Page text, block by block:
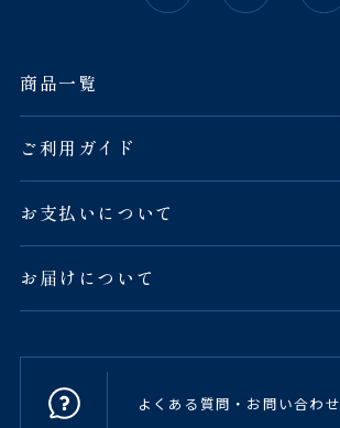
商品一覧
ご利用ガイド
お支払いについて
お届けについて
よくある質問・お問い合わせ